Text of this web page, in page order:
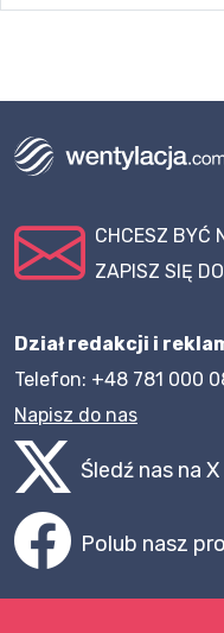
CHCESZ BYĆ
ZAPISZ SIĘ
Dział redakcji i
Telefon: +48 781 000
Napisz do nas
Śledź nas na X
Polub nasz